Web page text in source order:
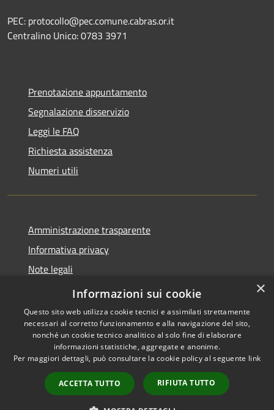
PEC: protocollo@pec.comune.cabras.or.it
Centralino Unico: 0783 3971
Prenotazione appuntamento
Segnalazione disservizio
Leggi le FAQ
Richiesta assistenza
Numeri utili
Amministrazione trasparente
Informativa privacy
Note legali
Dichiarazione di accessibilità
Accessibilità
Copyright © 2026 • Comune di
Cabras • Powered by
Municipium•
Accesso
redazione
×
Informazioni sui cookie
Questo sito web utilizza cookie tecnici e assimilati strettamente
necessari al corretto funzionamento e alla navigazione del sito,
nonché un cookie tecnico analitico al solo fine di elaborare
informazioni statistiche, aggregate e anonime.
Per maggiori dettagli, può consultare la cookie policy al seguente link
ACCETTA TUTTO RIFIUTA TUTTO